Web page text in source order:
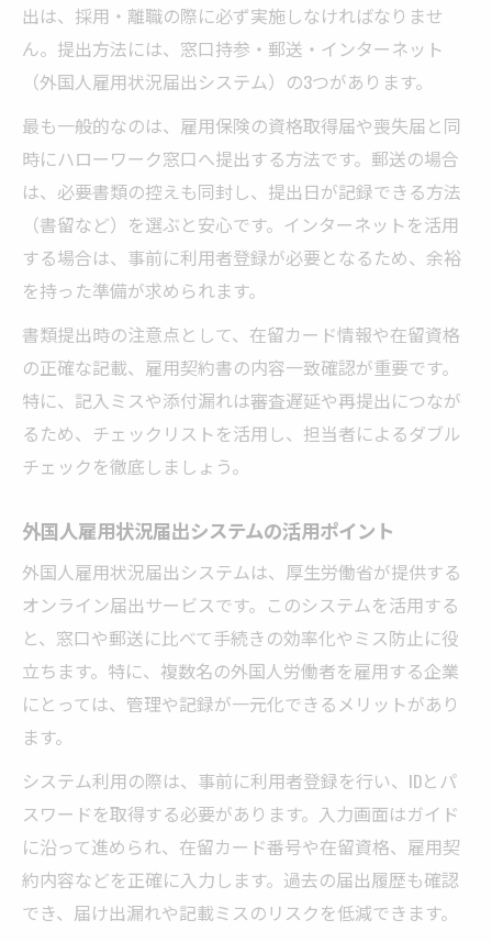
出は、採用・離職の際に必ず実施しなければなりませ
ん。提出方法には、窓口持参・郵送・インターネット
（外国人雇用状況届出システム）の3つがあります。
最も一般的なのは、雇用保険の資格取得届や喪失届と同
時にハローワーク窓口へ提出する方法です。郵送の場合
は、必要書類の控えも同封し、提出日が記録できる方法
（書留など）を選ぶと安心です。インターネットを活用
する場合は、事前に利用者登録が必要となるため、余裕
を持った準備が求められます。
書類提出時の注意点として、在留カード情報や在留資格
の正確な記載、雇用契約書の内容一致確認が重要です。
特に、記入ミスや添付漏れは審査遅延や再提出につなが
るため、チェックリストを活用し、担当者によるダブル
チェックを徹底しましょう。
外国人雇用状況届出システムの活用ポイント
外国人雇用状況届出システムは、厚生労働省が提供する
オンライン届出サービスです。このシステムを活用する
と、窓口や郵送に比べて手続きの効率化やミス防止に役
立ちます。特に、複数名の外国人労働者を雇用する企業
にとっては、管理や記録が一元化できるメリットがあり
ます。
システム利用の際は、事前に利用者登録を行い、IDとパ
スワードを取得する必要があります。入力画面はガイド
に沿って進められ、在留カード番号や在留資格、雇用契
約内容などを正確に入力します。過去の届出履歴も確認
でき、届け出漏れや記載ミスのリスクを低減できます。